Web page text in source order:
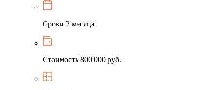
Сроки 2 месяца
Стоимость 800 000 руб.